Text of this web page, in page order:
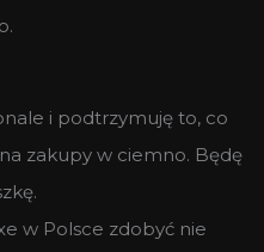
i podtrzymuję to, co
zakupy w ciemno. Będę
w Polsce zdobyć nie